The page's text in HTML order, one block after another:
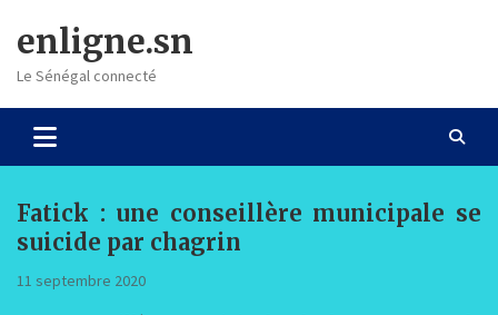
content
enligne.sn
Le Sénégal connecté
Fatick : une conseillère municipale se
suicide par chagrin
11 septembre 2020